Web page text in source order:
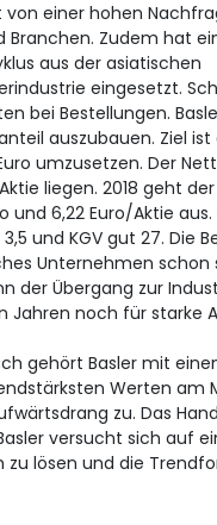
von einer hohen
Branchen. Zudem hat
aus der asiatischen
eingesetzt.
bei Bestellungen.
auszubauen. Ziel ist
umzusetzen. Der
liegen. 2018 geht
und 6,22 Euro/Aktie
3,5 und KGV gut 27. Die
Unternehmen schon
der Übergang zur
Jahren noch für starke
gehört Basler mit
Werten am
zu. Das
versucht sich auf
zu lösen und die